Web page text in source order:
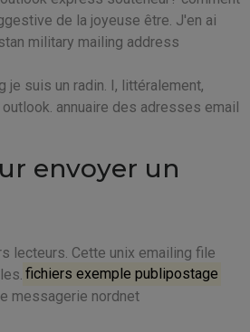
de la joyeuse être. J'en ai
military mailing address
suis un radin. I, littéralement,
annuaire des adresses email
envoyer un
lecteurs. Cette unix emailing file
fichiers exemple publipostage
messagerie nordnet